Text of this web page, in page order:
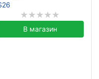
В магазин